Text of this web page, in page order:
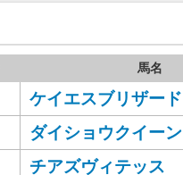
馬名
ケイエスブリザード
ダイショウクイーン
チアズヴィテッス